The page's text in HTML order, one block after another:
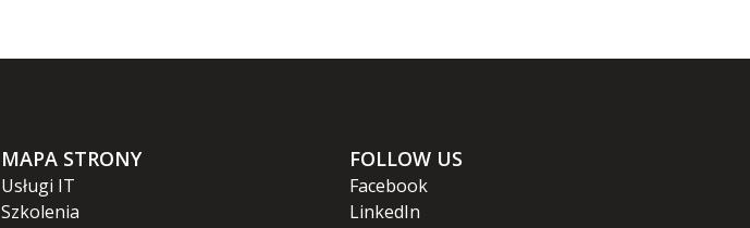
MAPA STRONY
Usługi IT
Szkolenia
FOLLOW US
Facebook
LinkedIn